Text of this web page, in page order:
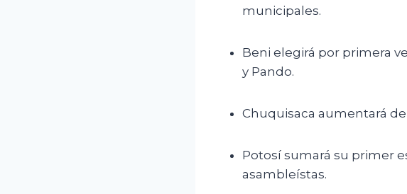
municipales.
Beni elegirá por primera
y Pando.
Chuquisaca aumentará
Potosí sumará su primer
asambleístas.